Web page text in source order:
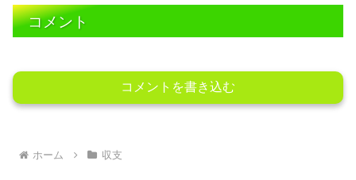
コメント
コメントを書き込む
ホーム 収支